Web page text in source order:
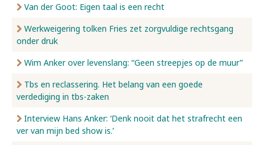
Van der Goot: Eigen taal is een recht
Werkweigering tolken Fries zet zorgvuldige rechtsgang
onder druk
Wim Anker over levenslang: “Geen streepjes op de muur”
Tbs en reclassering. Het belang van een goede
verdediging in tbs-zaken
Interview Hans Anker: ‘Denk nooit dat het strafrecht een
ver van mijn bed show is.’